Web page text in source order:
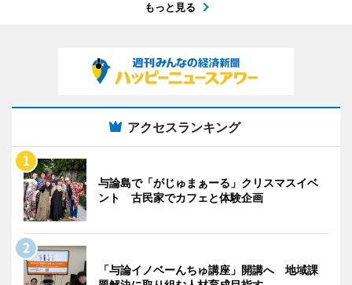
もっと見る
アクセスランキング
与論島で「がじゅまぁーる」クリスマスイベ
ント 古民家でカフェと体験企画
「与論イノベーんちゅ講座」開講へ 地域課